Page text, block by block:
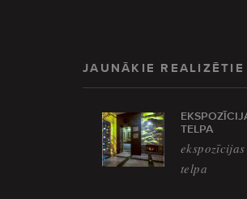
JAUNĀKIE REALIZĒTIE
TELPA
ekspozīcijas
telpa